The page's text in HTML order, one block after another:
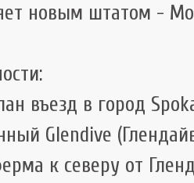
новым штатом -
въезд в город
Glendive
к северу от